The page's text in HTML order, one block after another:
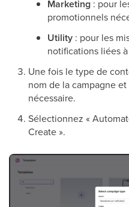
Marketing : pour
promotionnels
Utility : pour les
notifications liées
Une fois le type de
nom de la campagne
nécessaire.
Sélectionnez «
Create ».